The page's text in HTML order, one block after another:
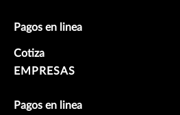
Pagos en linea
Cotiza
EMPRESAS
Pagos en linea